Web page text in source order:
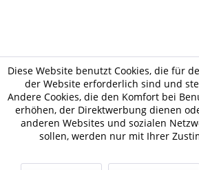
Diese Website benutzt Cookies, die für
der Website erforderlich sind und
Andere Cookies, die den Komfort bei
erhöhen, der Direktwerbung dienen
anderen Websites und sozialen
sollen, werden nur mit Ihrer